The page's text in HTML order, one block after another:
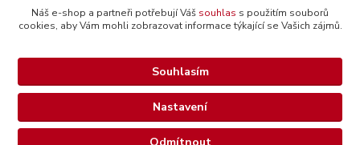
Upravit sběr cookies.
Selma-steel.cz - Všechna práva vyhrazena.
Náš e-shop a partneři potřebují Váš souhlas s použitím souborů
cookies, aby Vám mohli zobrazovat informace týkající se Vašich zájmů.
Nastavení
Souhlasím